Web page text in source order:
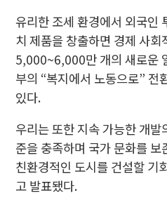
유리한 조세 환경에서 외국인
치 제품을 창출하면 경제 사
5,000~6,000만 개의 새로운
부의 “복지에서 노동으로” 전
있다.
우리는 또한 지속 가능한 개
준을 충족하며 국가 문화를
친환경적인 도시를 건설할 기
고 발표됐다.